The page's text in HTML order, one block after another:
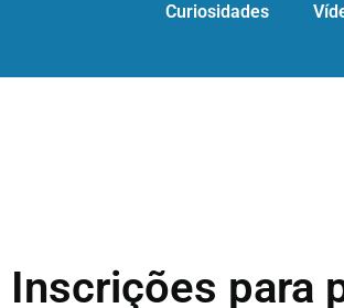
Curiosidades
Inscrições para